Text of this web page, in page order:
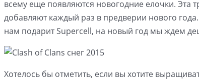
всему еще появляются новогодние елочки. Эта
добавляют каждый раз в предверии нового
нам подарит Supercell, на новый год мы ждем
Хотелось бы отметить, если вы хотите